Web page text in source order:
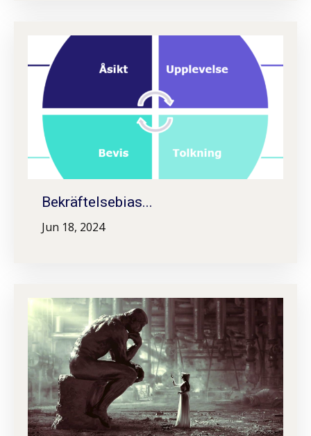
Bekräftelsebias...
Jun 18, 2024